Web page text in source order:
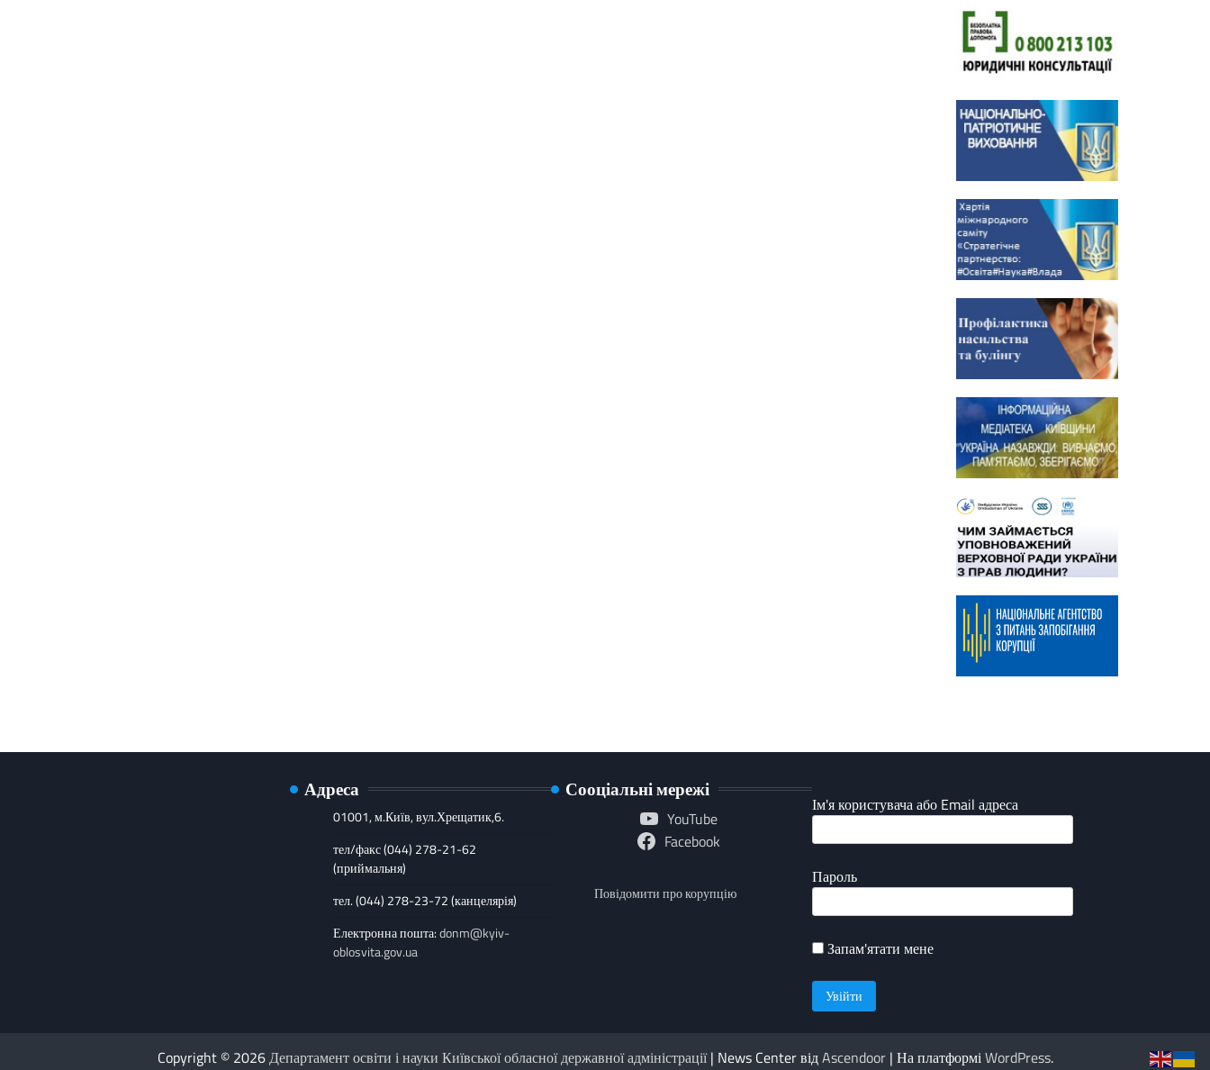
Адреса
01001, м.Київ, вул.Хрещатик,6.
тел/факс (044) 278-21-62
(приймальня)
тел. (044) 278-23-72 (канцелярія)
Електронна пошта:donm@kyiv-
oblosvita.gov.ua
Сооціальні мережі
YouTube
Facebook
Повідомити про корупцію
Ім'я користувача або Email адреса
Пароль
Запам'ятати мене
Copyright © 2026Департамент освіти і науки Київської обласної державної адміністрації| News Center відAscendoor| На платформіWordPress.